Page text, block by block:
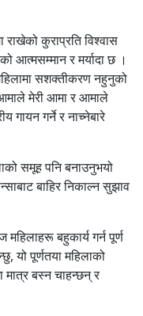
राखेको कुराप्रति विश्वास
आत्मसम्मान र मर्यादा छ ।
सशक्तीकरण नहुनुको
मेरी आमा र आमाले
गायन गर्ने र नाच्नेबारे
समूह पनि बनाउनुभयो
बाहिर निकाल्न सुझाव
बहुकार्य गर्न पूर्ण
यो पूर्णतया महिलाको
मात्र बस्न चाहन्छन् र